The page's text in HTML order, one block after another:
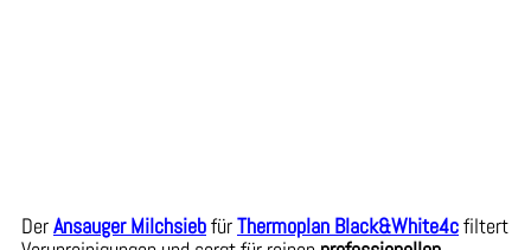
DerAnsauger MilchsiebfürThermoplan Black&White4cfiltert